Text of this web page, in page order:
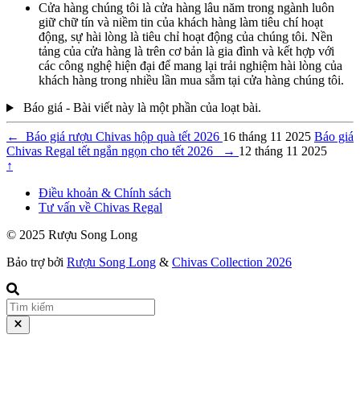
Cửa hàng chúng tôi là cửa hàng lâu năm trong ngành luôn
giữ chữ tín và niềm tin của khách hàng làm tiêu chí hoạt
động, sự hài lòng là tiêu chỉ hoạt động của chúng tôi. Nền
tảng của cửa hàng là trên cơ bản là gia đình và kết hợp với
các công nghệ hiện đại để mang lại trải nghiệm hài lòng của
khách hàng trong nhiều lần mua sắm tại cửa hàng chúng tôi.
Báo giá - Bài viết này là một phần của loạt bài.
← Báo giá rượu Chivas hộp quà tết 2026 16 tháng 11 2025 Báo giá
Chivas Regal tết ngắn ngọn cho tết 2026
→ 12 tháng 11 2025
↑
Điều khoản & Chính sách
Tư vấn về Chivas Regal
© 2025 Rượu Song Long
Bảo trợ bởi Rượu Song Long & Chivas Collection 2026